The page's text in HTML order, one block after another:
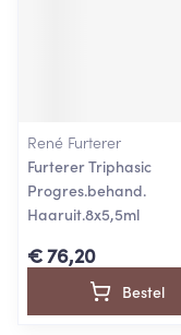
René Furterer
Furterer Triphasic
Progres.behand.
Haaruit.8x5,5ml
€ 76,20
Bestel